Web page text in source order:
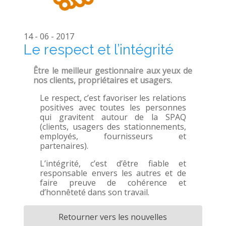
14 - 06 - 2017
Le respect et l’intégrité
Être le meilleur gestionnaire aux yeux de
nos clients, propriétaires et usagers.
Le respect, c’est favoriser les relations
positives avec toutes les personnes
qui gravitent autour de la SPAQ
(clients, usagers des stationnements,
employés, fournisseurs et
partenaires).
L’intégrité, c’est d’être fiable et
responsable envers les autres et de
faire preuve de cohérence et
d’honnêteté dans son travail.
Retourner vers les nouvelles